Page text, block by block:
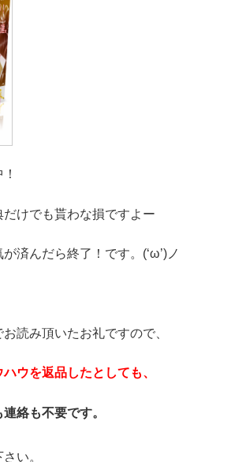
けでも貰わな損ですよー
済んだら終了！です。(‘ω’)ノ
読み頂いたお礼ですので、
ハウを返品したとしても、
絡も不要です。
い。